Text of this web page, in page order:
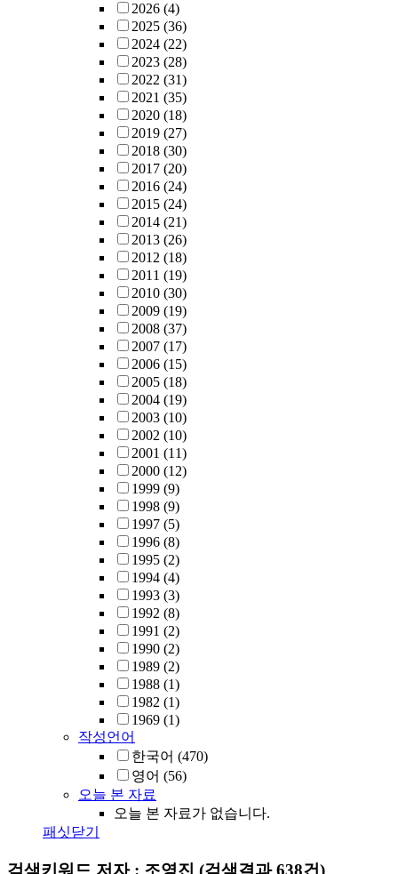
2026 (4)
2025 (36)
2024 (22)
2023 (28)
2022 (31)
2021 (35)
2020 (18)
2019 (27)
2018 (30)
2017 (20)
2016 (24)
2015 (24)
2014 (21)
2013 (26)
2012 (18)
2011 (19)
2010 (30)
2009 (19)
2008 (37)
2007 (17)
2006 (15)
2005 (18)
2004 (19)
2003 (10)
2002 (10)
2001 (11)
2000 (12)
1999 (9)
1998 (9)
1997 (5)
1996 (8)
1995 (2)
1994 (4)
1993 (3)
1992 (8)
1991 (2)
1990 (2)
1989 (2)
1988 (1)
1982 (1)
1969 (1)
작성언어
한국어 (470)
영어 (56)
오늘 본 자료
오늘 본 자료가 없습니다.
패싯닫기
검색키워드 저자 : 조영진 (검색결과 638건)